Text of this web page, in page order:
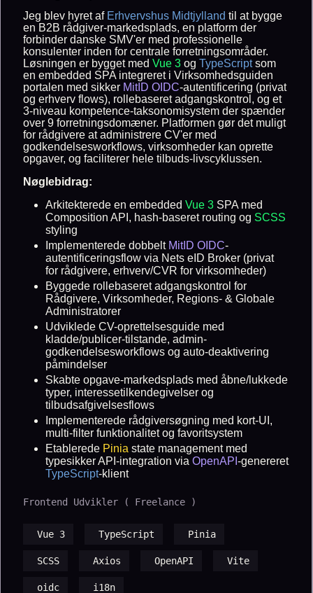
Jeg blev hyret af Erhvervshus Midtjylland til at bygge
en B2B rådgiver-markedsplads, en platform der
forbinder danske SMV'er med professionelle
konsulenter inden for centrale forretningsområder.
Løsningen er bygget med Vue 3 og TypeScriptsom
en embedded SPA integreret i Virksomhedsguiden
portalen med sikker MitID OIDC-autentificering (privat
og erhverv flows), rollebaseret adgangskontrol, og et
3-niveau kompetence-taksonomisystem der spænder
over 9 forretningsdomæner. Platformen gør det muligt
for rådgivere at administrere CV'er med
godkendelsesworkflows, virksomheder kan oprette
opgaver, og faciliterer hele tilbuds-livscyklussen.
Nøglebidrag:
Arkitekterede en embedded Vue 3 SPA med
Composition API, hash-baseret routing og SCSS
styling
Implementerede dobbelt MitID OIDC-
autentificeringsflow via Nets eID Broker (privat
for rådgivere, erhverv/CVR for virksomheder)
Byggede rollebaseret adgangskontrol for
Rådgivere, Virksomheder, Regions- & Globale
Administratorer
Udviklede CV-oprettelsesguide med
kladde/publicer-tilstande, admin-
godkendelsesworkflows og auto-deaktivering
påmindelser
Skabte opgave-markedsplads med åbne/lukkede
typer, interessetilkendegivelser og
tilbudsafgivelsesflows
Implementerede rådgiversøgning med kort-UI,
multi-filter funktionalitet og favoritsystem
Etablerede Pinia state management med
typesikker API-integration via OpenAPI -genereret
TypeScript-klient
Frontend Udvikler ( Freelance )
Vue 3 TypeScript Pinia
SCSS Axios OpenAPI Vite
oidc i18n